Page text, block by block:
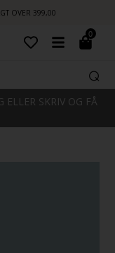
OVER 399,00
0
ELLER SKRIV OG FÅ